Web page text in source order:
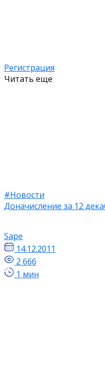
Регистрация
Читать еще
#Новости
Доначисление за 12
Sape
14.12.2011
2 666
1 мин